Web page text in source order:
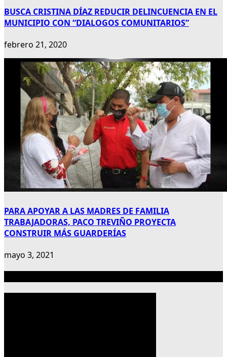
BUSCA CRISTINA DÍAZ REDUCIR DELINCUENCIA EN EL
MUNICIPIO CON “DIALOGOS COMUNITARIOS”
febrero 21, 2020
PARA APOYAR A LAS MADRES DE FAMILIA
TRABAJADORAS, PACO TREVIÑO PROYECTA
CONSTRUIR MÁS GUARDERÍAS
mayo 3, 2021